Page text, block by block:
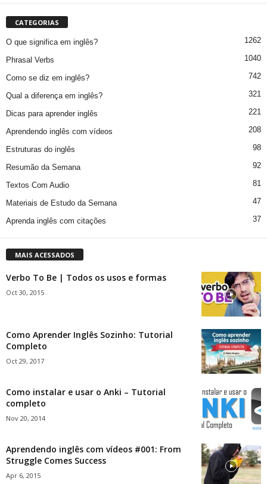
CATEGORIAS
O que significa em inglês? 1262
Phrasal Verbs 1040
Como se diz em inglês? 742
Qual a diferença em inglês? 321
Dicas para aprender inglês 221
Aprendendo inglês com vídeos 208
Estruturas do inglês 98
Resumão da Semana 92
Textos Com Audio 81
Materiais de Estudo da Semana 47
Aprenda inglês com citações 37
MAIS ACESSADOS
Verbo To Be | Todos os usos e formas
Oct 30, 2015
Como Aprender Inglês Sozinho: Tutorial
Completo
Oct 29, 2017
Como instalar e usar o Anki – Tutorial
completo
Nov 20, 2014
Aprendendo inglês com vídeos #001: From
Struggle Comes Success
Apr 6, 2015